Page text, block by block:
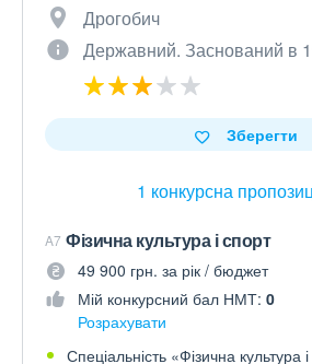
Дрогобич
Державний. Заснований в
1 конкурсна
Зберегти
A7 Фізична культура і спорт
49 900 грн. за рік / бюджет
Мій конкурсний бал НМТ: 0
Розрахувати
Спеціальність «Фізична культура